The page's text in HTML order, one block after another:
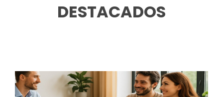
DESTACADOS